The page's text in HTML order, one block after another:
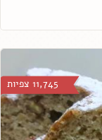
11,745 צפיות